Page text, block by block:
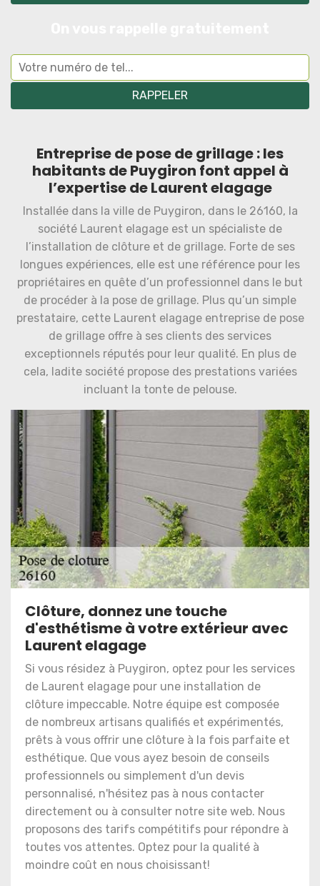
Entreprise de pose de grillage : les
habitants de Puygiron font appel à
l’expertise de Laurent elagage
Installée dans la ville de Puygiron, dans le 26160, la
société Laurent elagage est un spécialiste de
l’installation de clôture et de grillage. Forte de ses
longues expériences, elle est une référence pour les
propriétaires en quête d’un professionnel dans le but
de procéder à la pose de grillage. Plus qu’un simple
prestataire, cette Laurent elagage entreprise de pose
de grillage offre à ses clients des services
exceptionnels réputés pour leur qualité. En plus de
cela, ladite société propose des prestations variées
incluant la tonte de pelouse.
Clôture, donnez une touche
d'esthétisme à votre extérieur avec
Laurent elagage
Si vous résidez à Puygiron, optez pour les services
de Laurent elagage pour une installation de
clôture impeccable. Notre équipe est composée
de nombreux artisans qualifiés et expérimentés,
prêts à vous offrir une clôture à la fois parfaite et
esthétique. Que vous ayez besoin de conseils
professionnels ou simplement d'un devis
personnalisé, n'hésitez pas à nous contacter
directement ou à consulter notre site web. Nous
proposons des tarifs compétitifs pour répondre à
toutes vos attentes. Optez pour la qualité à
moindre coût en nous choisissant!